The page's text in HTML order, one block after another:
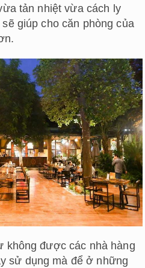
tản nhiệt vừa cách ly
giúp cho căn phòng của
không được các nhà hàng
sử dụng mà để ở những